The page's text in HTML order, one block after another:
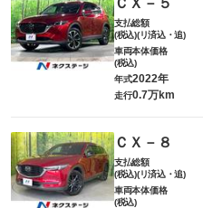
ＣＸ－５
支払総額
(税込)(リ済込・追)
車両本体価格
(税込)
年式2022年
走行0.7万km
ＣＸ－８
支払総額
(税込)(リ済込・追)
車両本体価格
(税込)